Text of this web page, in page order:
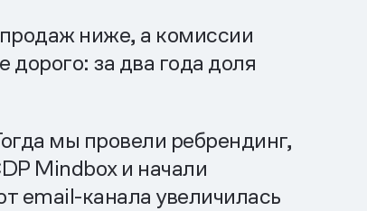
ниже, а комиссии
за два года доля
мы провели ребрендинг,
Mindbox и начали
email-канала увеличилась